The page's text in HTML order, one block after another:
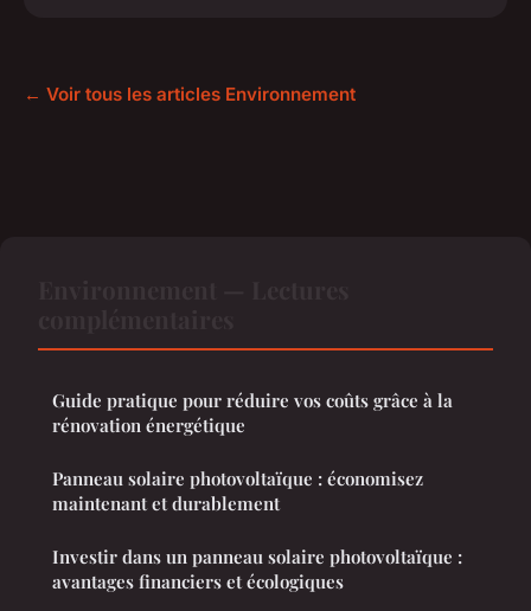
← Voir tous les articles Environnement
Guide pratique pour réduire vos coûts grâce à la
rénovation énergétique
Panneau solaire photovoltaïque : économisez
maintenant et durablement
Investir dans un panneau solaire photovoltaïque :
avantages financiers et écologiques